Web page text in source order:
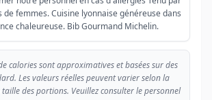
femmes. Cuisine lyonnaise généreuse dans
chaleureuse. Bib Gourmand Michelin.
calories sont approximatives et basées sur des
Les valeurs réelles peuvent varier selon la
des portions. Veuillez consulter le personnel